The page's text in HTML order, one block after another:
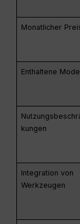
Monatlicher
Enthaltene
kungen
Integration von
Werkzeugen